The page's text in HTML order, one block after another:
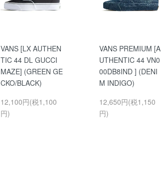
VANS [LX AUTHEN
TIC 44 DL GUCCI
MAZE] (GREEN GE
CKO/BLACK)
12,100円(税1,100
円)
VANS PREMIUM [A
UTHENTIC 44 VN0
00DB8IND ] (DENI
M INDIGO)
12,650円(税1,150
円)